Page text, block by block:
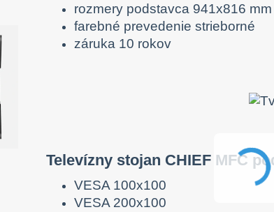
rozmery podstavca 941x816 mm
farebné prevedenie strieborné
záruka 10 rokov
Televízny stojan CHIEF MFC
VESA 100x100
VESA 200x100